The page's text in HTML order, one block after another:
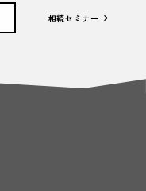
相続セミナー